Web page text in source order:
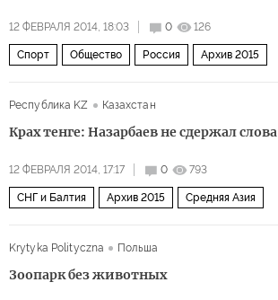
12 ФЕВРАЛЯ 2014, 18:03 0 126
Спорт Общество Россия Архив 2015
Республика KZ
Казахстан
Крах тенге: Назарбаев не сдержал слова
12 ФЕВРАЛЯ 2014, 17:17 0 793
СНГ и Балтия Архив 2015 Средняя Азия
Krytyka Polityczna Польша
Зоопарк без животных